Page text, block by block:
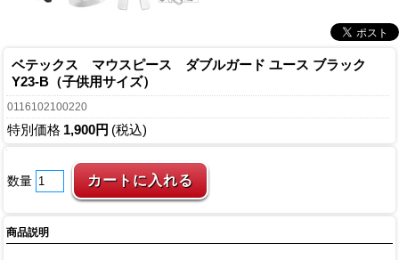
ベテックス マウスピース ダブルガード ユース ブラック
Y23-B（子供用サイズ）
0116102100220
特別価格 1,900円 (税込)
数量
商品説明